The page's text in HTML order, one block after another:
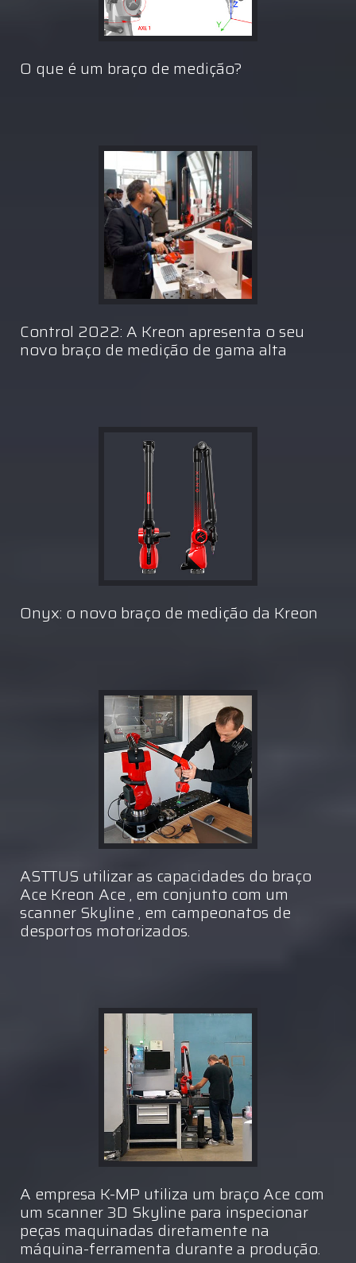
O que é um braço de medição?
Control 2022: A Kreon apresenta o seu
novo braço de medição de gama alta
Onyx: o novo braço de medição da Kreon
ASTTUS utilizar as capacidades do braço
Ace Kreon Ace , em conjunto com um
scanner Skyline , em campeonatos de
desportos motorizados.
A empresa K-MP utiliza um braço Ace com
um scanner 3D Skyline para inspecionar
peças maquinadas diretamente na
máquina-ferramenta durante a produção.